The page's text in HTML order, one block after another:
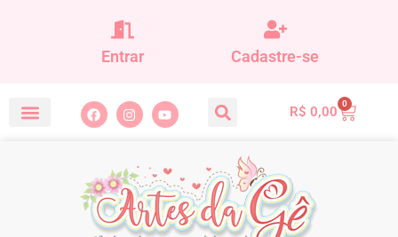
Entrar Cadastre-se
R$ 0,00
0